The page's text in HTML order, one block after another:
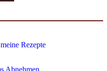
Rezepte
Abnehmen